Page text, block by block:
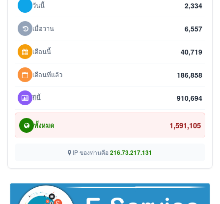
วันนี้ 2,334
เมื่อวาน 6,557
เดือนนี้ 40,719
เดือนที่แล้ว 186,858
ปีนี้ 910,694
ทั้งหมด 1,591,105
IP ของท่านคือ 216.73.217.131